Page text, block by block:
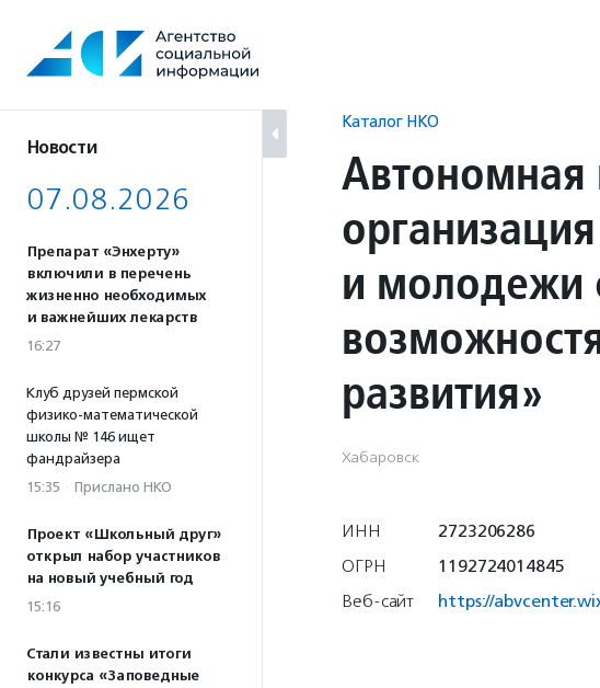
содержанию
Новости
07.08.2026
Препарат «Энхерту»
включили в перечень
жизненно необходимых
и важнейших лекарств
16:27
Клуб друзей пермской
физико-математической
школы № 146 ищет
фандрайзера
15:35 · Прислано НКО
Проект «Школьный друг»
открыл набор участников
на новый учебный год
15:16
Стали известны итоги
конкурса «Заповедные
Каталог НКО
Автономная
и молодежи
развития»
Хабаровск
ИНН
2723206286
ОГРН
1192724014845
Веб-сайт
https://